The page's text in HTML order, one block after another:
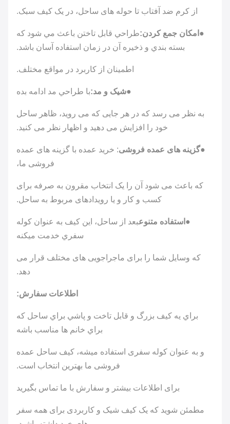
زپ
از کرم ضد آفتاب تا حوله های ساحل، در یک کیف سبک.
امکان جمع کردن:طراحي قابل تاختن باعث مي شود که
بسته بندي و ذخيره آن در زمان استفاده آسان باشد.
اطمینان از کاربرد در مواقع مختلف.
شیک و مد:با طراحي مد ادامه بده
به نظر می رسد که در هر جایی که می روید، ظاهر ساحل
خود را افزایش می دهید و اظهار نظر می کنید.
گزینه های عمده فروشی: خرید عمده با گزینه های عمده
فروشی ما،
که باعث می شود آن را یک انتخاب مقرون به صرفه برای
کسب و کار و یا رویدادهای مربوط به ساحل.
استفاده متنوعبعد از ساحل، اين کيف به عنوان کوله
سفري خدمت ميکنه
که وسایل شما را برای ماجراجویی های مختلف قرار می
اطلاعات سفارش:
براي يه کيف بزرگ و قابل تاخت و پاشي براي ساحل که
براي خانم ها مناسب باشه
و به عنوان کوله سفری استفاده میشه، کیف ساحل عمده
فروشی ما بهترین انتخاب است.
برای اطلاعات بیشتر و سفارش با ما تماس بگیرید
مطمئن شوید که یک کیف شیک و کاربردی برای همه سفر